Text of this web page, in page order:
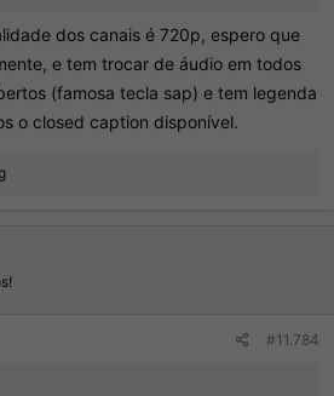
dos canais é 720p, espero que
e tem trocar de áudio em todos
(famosa tecla sap) e tem legenda
o closed caption disponível.
#11.784